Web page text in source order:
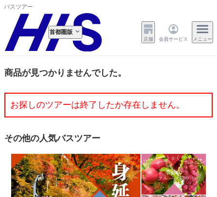
バスツアー
首都圏版
店舗 会員サービス メニュー
商品が見つかりませんでした。
お探しのツアーは終了したか存在しません。
その他の人気バスツアー